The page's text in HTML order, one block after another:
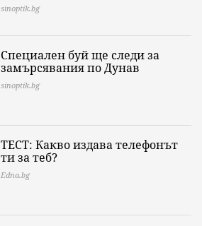
sinoptik.bg
Специален буй ще следи за
замърсявания по Дунав
sinoptik.bg
ТЕСТ: Какво издава телефонът
ти за теб?
Edna.bg